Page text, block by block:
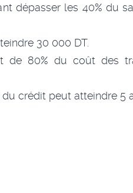
dépasser les 40% du
30 000 DT.
de 80% du coût des
crédit peut atteindre 5